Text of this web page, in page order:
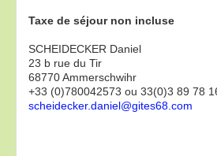
Taxe de séjour non incluse
SCHEIDECKER Daniel
23 b rue du Tir
68770 Ammerschwihr
+33 (0)780042573 ou 33(0)3 89 78
scheidecker.daniel@gites68.com